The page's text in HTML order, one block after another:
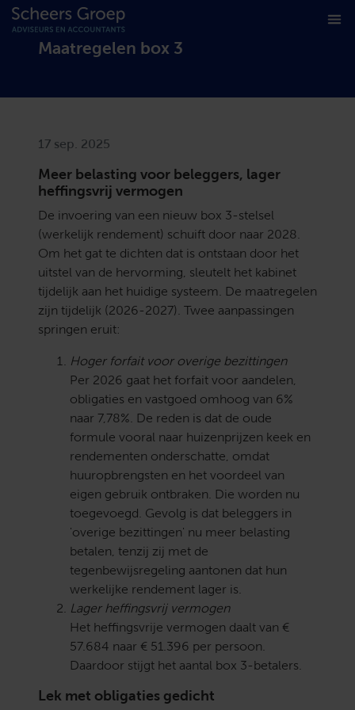
Maatregelen box 3
17 sep. 2025
Meer belasting voor beleggers, lager
heffingsvrij vermogen
De invoering van een nieuw box 3-stelsel
(werkelijk rendement) schuift door naar 2028.
Om het gat te dichten dat is ontstaan door het
uitstel van de hervorming, sleutelt het kabinet
tijdelijk aan het huidige systeem. De maatregelen
zijn tijdelijk (2026-2027). Twee aanpassingen
springen eruit:
Hoger forfait voor overige bezittingen
Per 2026 gaat het forfait voor aandelen,
obligaties en vastgoed omhoog van 6%
naar 7,78%. De reden is dat de oude
formule vooral naar huizenprijzen keek en
rendementen onderschatte, omdat
huuropbrengsten en het voordeel van
eigen gebruik ontbraken. Die worden nu
toegevoegd. Gevolg is dat beleggers in
'overige bezittingen' nu meer belasting
betalen, tenzij zij met de
tegenbewijsregeling aantonen dat hun
werkelijke rendement lager is.
Lager heffingsvrij vermogen
Het heffingsvrije vermogen daalt van €
57.684 naar € 51.396 per persoon.
Daardoor stijgt het aantal box 3-betalers.
Lek met obligaties gedicht